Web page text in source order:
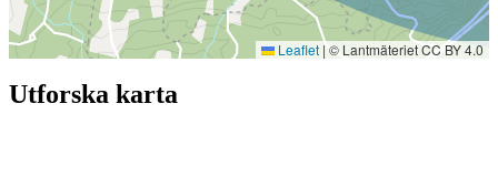
Leaflet | © Lantmäteriet CC BY 4.0
Utforska karta